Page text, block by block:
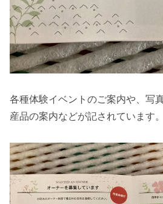
各種体験イベントのご案内や、写
産品の案内などが記されています。